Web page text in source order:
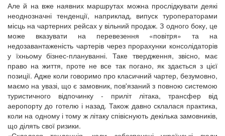
Але й на вже наявних маршрутах можна прослідкувати деякі
неоднозначні тенденції, наприклад, випуск туроператорами
місць на чартерних рейсах у вільний продаж. З одного боку, це
може вказувати на перевезення «повітря» та на
недозавантаженість чартерів через прорахунки консолідаторів
у їхньому бізнес-плануванні. Таке твердження, звісно, має
право на життя, проте не все так погано, як здається з цієї
позиції. Адже коли говоримо про класичний чартер, безумовно,
маємо на увазі, що є замовник, пов'язаний з повною системою
туристичного відпочинку - приліт літака, трансфер від
аеропорту до готелю і назад. Також давно склалася практика,
коли на одному і тому ж літаку співіснують декілька замовників,
що ділять свої ризики.